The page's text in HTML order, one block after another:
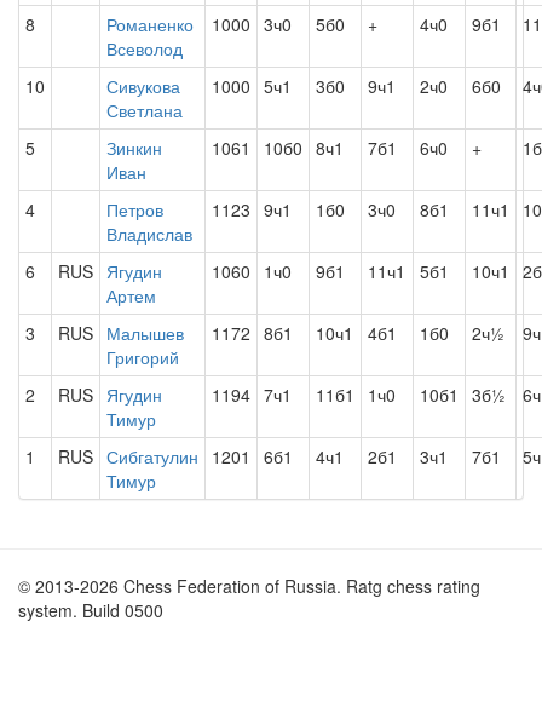
8
Романенко
Всеволод
1000 3ч0 5б0 + 4ч0 9б1
10
Сивукова
Светлана
1000 5ч1 3б0 9ч1 2ч0 6б0
5
Зинкин
Иван
1061 10б0 8ч1 7б1 6ч0 +
4
Петров
Владислав
1123 9ч1 1б0 3ч0 8б1 11ч1
6 RUS Ягудин
Артем
1060 1ч0 9б1 11ч1 5б1 10ч1
3 RUS Малышев
Григорий
1172 8б1 10ч1 4б1 1б0 2ч½
2 RUS Ягудин
Тимур
1194 7ч1 11б1 1ч0 10б1 3б½
1 RUS Сибгатулин
Тимур
1201 6б1 4ч1 2б1 3ч1 7б1
© 2013-2026 Chess Federation of Russia. Ratg chess rating
system. Build 0500